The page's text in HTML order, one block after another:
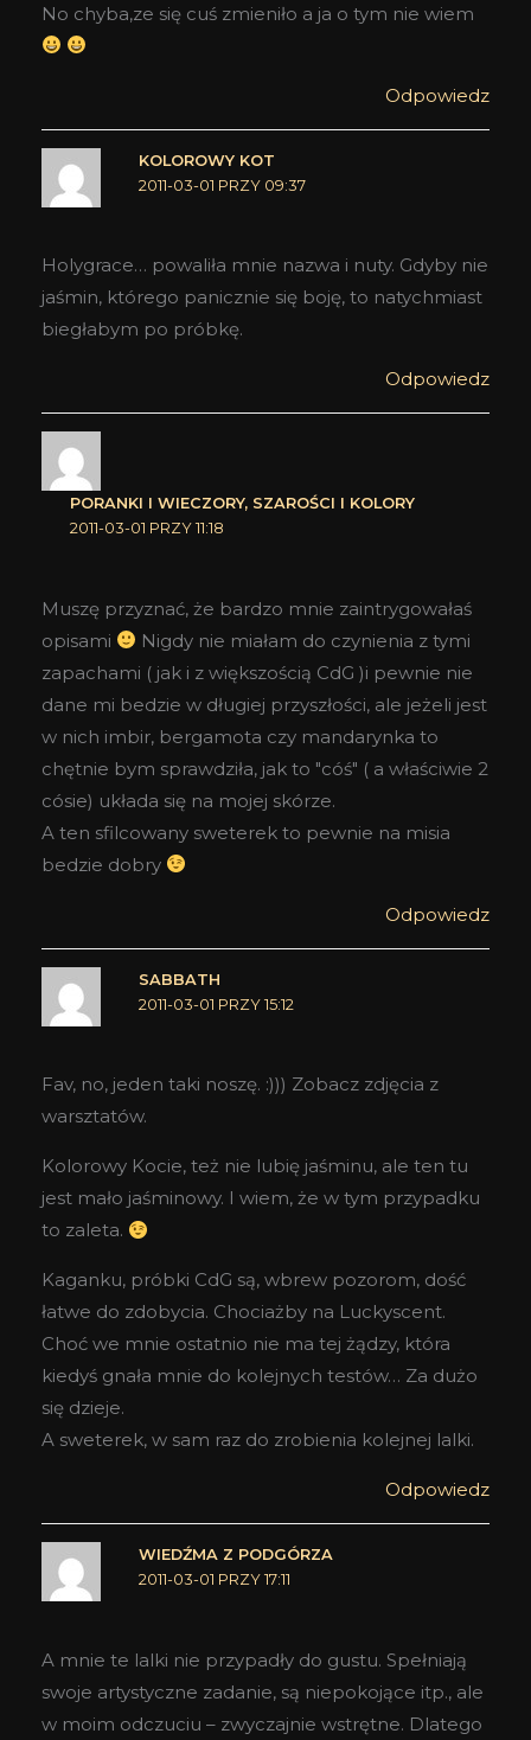
No chyba,ze się cuś zmieniło a ja o tym nie wiem
Odpowiedz
KOLOROWY KOT
2011-03-01 PRZY 09:37
Holygrace… powaliła mnie nazwa i nuty. Gdyby nie
jaśmin, którego panicznie się boję, to natychmiast
biegłabym po próbkę.
Odpowiedz
PORANKI I WIECZORY, SZAROŚCI I KOLORY
2011-03-01 PRZY 11:18
Muszę przyznać, że bardzo mnie zaintrygowałaś
opisami
Nigdy nie miałam do czynienia z tymi
zapachami ( jak i z większością CdG )i pewnie nie
dane mi bedzie w długiej przyszłości, ale jeżeli jest
w nich imbir, bergamota czy mandarynka to
chętnie bym sprawdziła, jak to "cóś" ( a właściwie 2
cósie) układa się na mojej skórze.
A ten sfilcowany sweterek to pewnie na misia
bedzie dobry
Odpowiedz
SABBATH
2011-03-01 PRZY 15:12
Fav, no, jeden taki noszę. :))) Zobacz zdjęcia z
warsztatów.
Kolorowy Kocie, też nie lubię jaśminu, ale ten tu
jest mało jaśminowy. I wiem, że w tym przypadku
to zaleta.
Kaganku, próbki CdG są, wbrew pozorom, dość
łatwe do zdobycia. Chociażby na Luckyscent.
Choć we mnie ostatnio nie ma tej żądzy, która
kiedyś gnała mnie do kolejnych testów… Za dużo
się dzieje.
A sweterek, w sam raz do zrobienia kolejnej lalki.
Odpowiedz
WIEDŹMA Z PODGÓRZA
2011-03-01 PRZY 17:11
A mnie te lalki nie przypadły do gustu. Spełniają
swoje artystyczne zadanie, są niepokojące itp., ale
w moim odczuciu – zwyczajnie wstrętne. Dlatego